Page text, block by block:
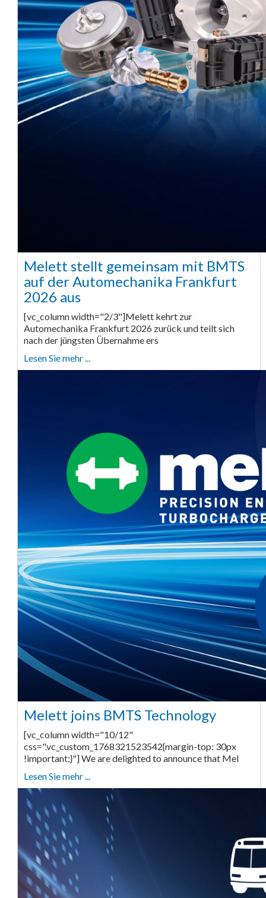
Melett stellt gemeinsam mit BMTS
auf der Automechanika Frankfurt
2026 aus
[vc_column width="2/3"]Melett kehrt zur
Automechanika Frankfurt 2026 zurück und teilt sich
nach der jüngsten Übernahme ers
Lesen Sie mehr ...
Melett joins BMTS Technology
[vc_column width="10/12"
css=".vc_custom_1768321523542{margin-top: 30px
!important;}"] We are delighted to announce that Mel
Lesen Sie mehr ...